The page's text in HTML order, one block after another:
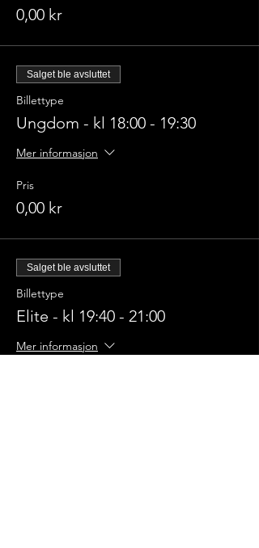
0,00 kr
Salget ble avsluttet
Billettype
Ungdom - kl 18:00 - 19:30
Mer informasjon
Pris
0,00 kr
Salget ble avsluttet
Billettype
Elite - kl 19:40 - 21:00
Mer informasjon